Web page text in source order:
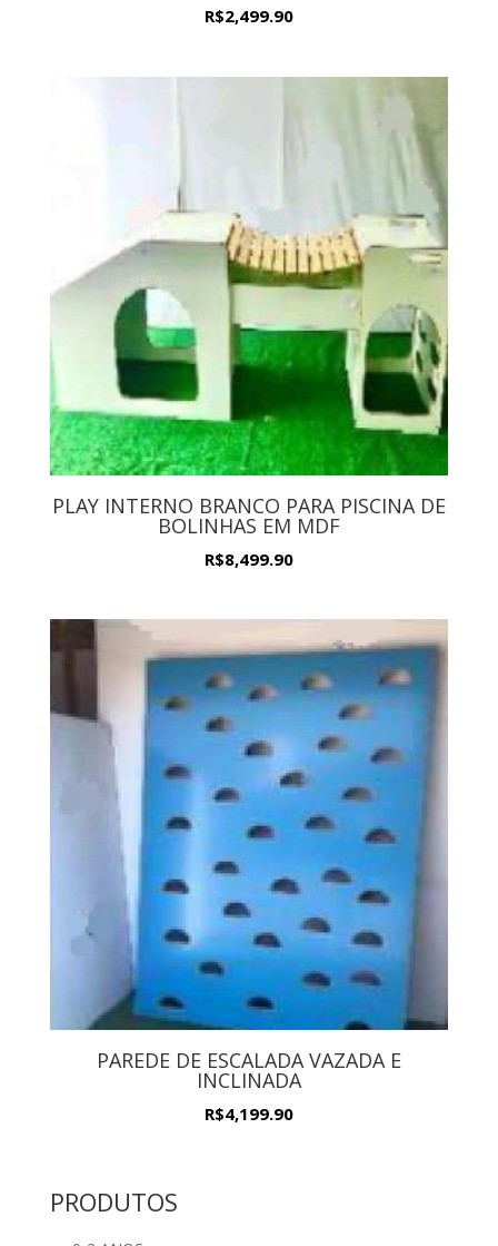
R$2,499.90
PLAY INTERNO BRANCO PARA PISCINA DE
BOLINHAS EM MDF
R$8,499.90
PAREDE DE ESCALADA VAZADA E
INCLINADA
R$4,199.90
PRODUTOS